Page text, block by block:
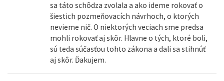
sa táto schôdza zvolala a ako ideme rokovať o
šiestich pozmeňovacích návrhoch, o ktorých
nevieme nič. O niektorých veciach sme predsa
mohli rokovať aj skôr. Hlavne o tých, ktoré boli,
sú teda súčasťou tohto zákona a dali sa stihnúť
aj skôr. Ďakujem.